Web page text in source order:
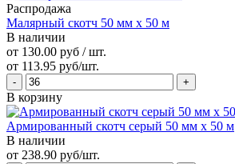
Распродажа
Малярный скотч 50 мм х 50 м
В наличии
от 130.00 руб / шт.
от 113.95 руб/шт.
В корзину
Армированный скотч серый 50 мм х 50 м
В наличии
от 238.90 руб/шт.